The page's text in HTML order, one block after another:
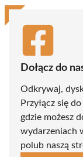
Dołącz do
Odkrywaj,
Przyłącz się
gdzie możesz
wydarzeniach
polub naszą